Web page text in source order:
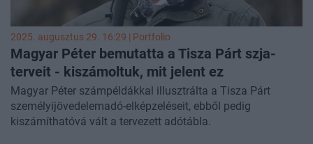
2025. augusztus 29. 16:29 | Portfolio
Magyar Péter bemutatta a Tisza Párt szja-
terveit - kiszámoltuk, mit jelent ez
Magyar Péter számpéldákkal illusztrálta a Tisza Párt
személyijövedelemadó-elképzeléseit, ebből pedig
kiszámíthatóvá vált a tervezett adótábla.